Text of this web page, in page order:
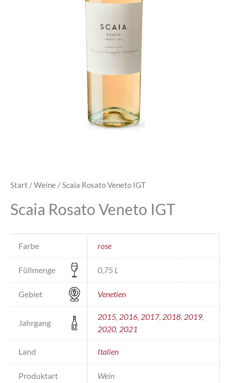
Start /Weine / Scaia Rosato Veneto IGT
Scaia Rosato Veneto IGT
Farbe rose
Füllmenge 0,75 L
Gebiet Venetien
Jahrgang
2015 2016 2017, 2018 2019
2020 2021
Land Italien
Produktart Wein